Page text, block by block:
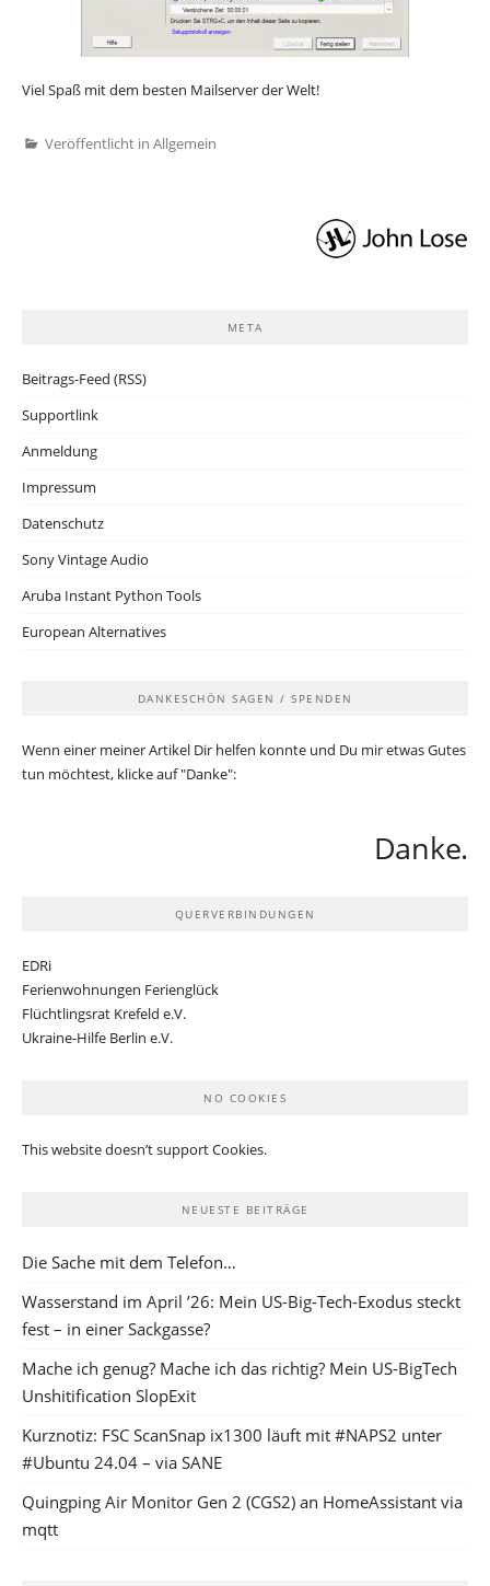
Viel Spaß mit dem besten Mailserver der Welt!
Veröffentlicht in Allgemein
META
Beitrags-Feed (RSS)
Supportlink
Anmeldung
Impressum
Datenschutz
Sony Vintage Audio
Aruba Instant Python Tools
European Alternatives
DANKESCHÖN SAGEN / SPENDEN
Wenn einer meiner Artikel Dir helfen konnte und Du mir etwas Gutes
tun möchtest, klicke auf "Danke":
Danke.
QUERVERBINDUNGEN
EDRi
Ferienwohnungen Ferienglück
Flüchtlingsrat Krefeld e.V.
Ukraine-Hilfe Berlin e.V.
NO COOKIES
This website doesn’t support Cookies.
NEUESTE BEITRÄGE
Die Sache mit dem Telefon…
Wasserstand im April ’26: Mein US-Big-Tech-Exodus steckt
fest – in einer Sackgasse?
Mache ich genug? Mache ich das richtig? Mein US-BigTech
Unshitification SlopExit
Kurznotiz: FSC ScanSnap ix1300 läuft mit #NAPS2 unter
#Ubuntu 24.04 – via SANE
Quingping Air Monitor Gen 2 (CGS2) an HomeAssistant via
mqtt